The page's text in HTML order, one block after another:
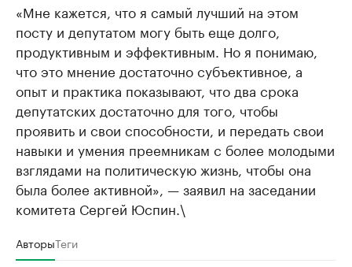
«Мне кажется, что я самый лучший на этом
посту и депутатом могу быть еще долго,
продуктивным и эффективным. Но я понимаю,
что это мнение достаточно субъективное, а
опыт и практика показывают, что два срока
депутатских достаточно для того, чтобы
проявить и свои способности, и передать свои
навыки и умения преемникам с более молодыми
взглядами на политическую жизнь, чтобы она
была более активной», — заявил на заседании
комитета Сергей Юспин.\
АвторыТеги